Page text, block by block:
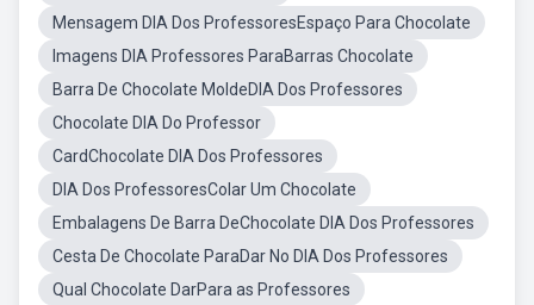
Mensagem DIA Dos ProfessoresEspaço Para Chocolate
Imagens DIA Professores ParaBarras Chocolate
Barra De Chocolate MoldeDIA Dos Professores
Chocolate DIA Do Professor
CardChocolate DIA Dos Professores
DIA Dos ProfessoresColar Um Chocolate
Embalagens De Barra DeChocolate DIA Dos Professores
Cesta De Chocolate ParaDar No DIA Dos Professores
Qual Chocolate DarPara as Professores